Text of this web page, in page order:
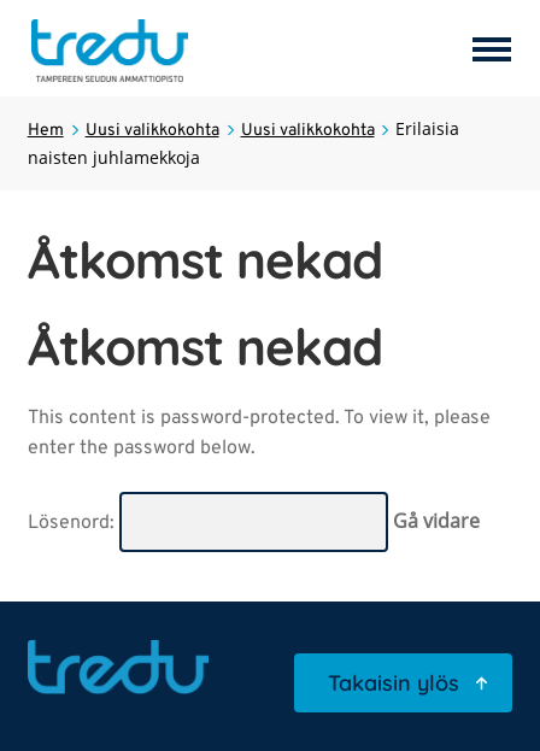
Perusopetus
Uusi valikkokohta
Uusi valikkokohta
Uusi valikkokohta
Uusi valikkokohta
Uusi valikkokohta
Hem Uusi valikkokohta Uusi valikkokohta
Erilaisia
naisten juhlamekkoja
Åtkomst nekad
Åtkomst nekad
This content is password-protected. To view it, please
enter the password below.
Lösenord:
Takaisin ylös